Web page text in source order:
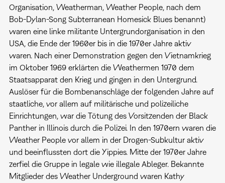
Organisation, Weatherman, Weather People, nach dem
Bob-Dylan-Song Subterranean Homesick Blues benannt)
waren eine linke militante Untergrundorganisation in den
USA, die Ende der 1960er bis in die 1970er Jahre aktiv
waren. Nach einer Demonstration gegen den Vietnamkrieg
im Oktober 1969 erklärten die Weathermen 1970 dem
Staatsapparat den Krieg und gingen in den Untergrund.
Auslöser für die Bombenanschläge der folgenden Jahre auf
staatliche, vor allem auf militärische und polizeiliche
Einrichtungen, war die Tötung des Vorsitzenden der Black
Panther in Illinois durch die Polizei. In den 1970ern waren die
Weather People vor allem in der Drogen-Subkultur aktiv
und beeinflussten dort die Yippies. Mitte der 1970er Jahre
zerfiel die Gruppe in legale wie illegale Ableger. Bekannte
Mitglieder des Weather Underground waren Kathy